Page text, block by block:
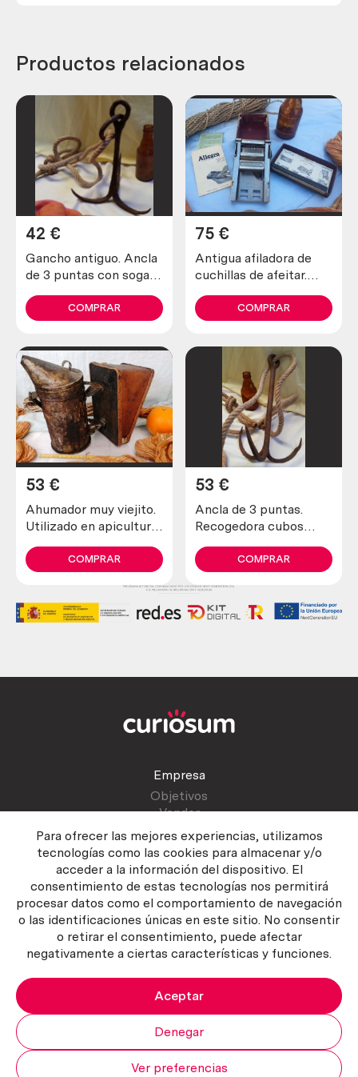
Para ofrecer las mejores experiencias, utilizamos
tecnologías como las cookies para almacenar y/o
acceder a la información del dispositivo. El
consentimiento de estas tecnologías nos permitirá
procesar datos como el comportamiento de navegación
o las identificaciones únicas en este sitio. No consentir
o retirar el consentimiento, puede afectar
negativamente a ciertas características y funciones.
Aceptar
Denegar
Ver preferencias
Productos relacionados
Gancho antiguo. Ancla
de 3 puntas con soga
42 €
COMPRAR
Antigua afiladora de
cuchillas de afeitar.
75 €
COMPRAR
Ahumador muy viejito.
Utilizado en apicultura
abejas
53 €
COMPRAR
Ancla de 3 puntas.
Recogedora cubos
soga incluida.
53 €
COMPRAR
Empresa
Objetivos
Vender
Atención al cliente
Contactar
Manual del vendedor
Política del servicio
Política de Cookies
Copyright ©2026 Curiosum S.L. Todos los derechos reservados.